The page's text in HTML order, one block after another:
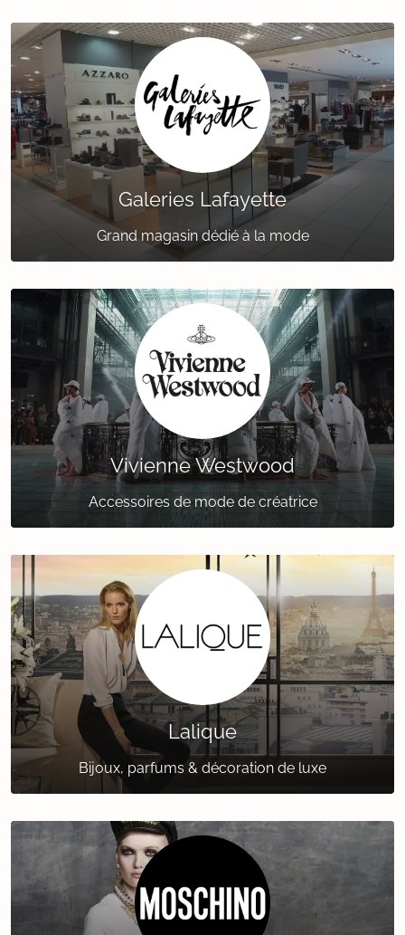
Galeries Lafayette
Grand magasin dédié à la mode
Vivienne Westwood
Accessoires de mode de créatrice
Lalique
Bijoux, parfums & décoration de luxe